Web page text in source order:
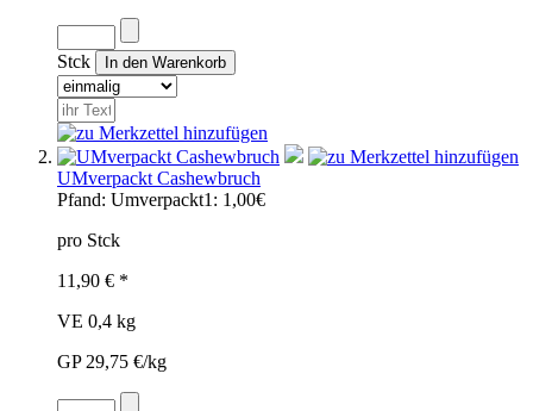
Stck
UMverpackt Cashewbruch
Pfand: Umverpackt1: 1,00€
pro Stck
11,90 € *
VE 0,4 kg
GP 29,75 €/kg